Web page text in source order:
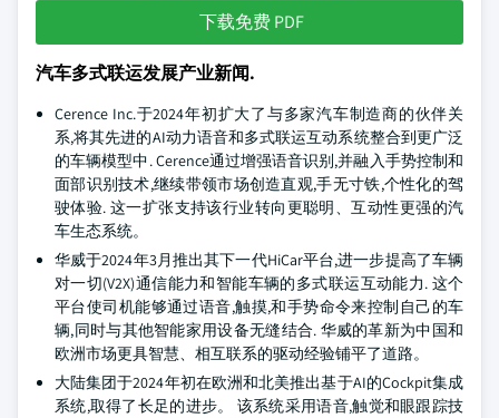
下载免费 PDF
汽车多式联运发展产业新闻.
Cerence Inc.于2024年初扩大了与多家汽车制造商的伙伴关
系,将其先进的AI动力语音和多式联运互动系统整合到更广泛
的车辆模型中. Cerence通过增强语音识别,并融入手势控制和
面部识别技术,继续带领市场创造直观,手无寸铁,个性化的驾
驶体验. 这一扩张支持该行业转向更聪明、互动性更强的汽
车生态系统。
华威于2024年3月推出其下一代HiCar平台,进一步提高了车辆
对一切(V2X)通信能力和智能车辆的多式联运互动能力. 这个
平台使司机能够通过语音,触摸,和手势命令来控制自己的车
辆,同时与其他智能家用设备无缝结合. 华威的革新为中国和
欧洲市场更具智慧、相互联系的驱动经验铺平了道路。
大陆集团于2024年初在欧洲和北美推出基于AI的Cockpit集成
系统,取得了长足的进步。 该系统采用语音,触觉和眼跟踪技